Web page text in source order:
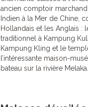
ancien comptoir
Indien à la Mer de Chine,
Hollandais et les Anglais :
traditionnel à Kampung
Kampung Kling et le
l’intéressante maison-
bateau sur la rivière Melaka.